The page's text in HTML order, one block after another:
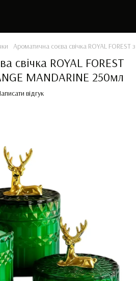
Ароматична соєва свічка ROYAL
свічка ROYAL FOREST
MANDARINE 250мл
відгук